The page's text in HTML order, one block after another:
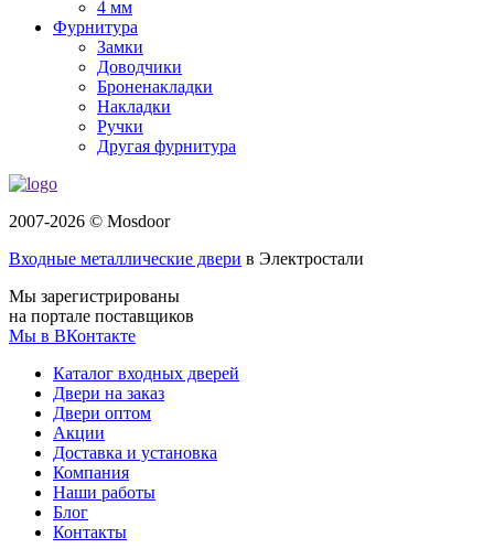
4 мм
Фурнитура
Замки
Доводчики
Броненакладки
Накладки
Ручки
Другая фурнитура
2007-2026 © Mosdoor
Входные металлические двери в Электростали
Мы зарегистрированы
на портале поставщиков
Мы в ВКонтакте
Каталог входных дверей
Двери на заказ
Двери оптом
Акции
Доставка и установка
Компания
Наши работы
Блог
Контакты